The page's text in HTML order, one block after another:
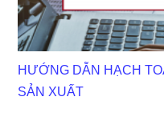
HƯỚNG DẪN HẠCH
SẢN XUẤT